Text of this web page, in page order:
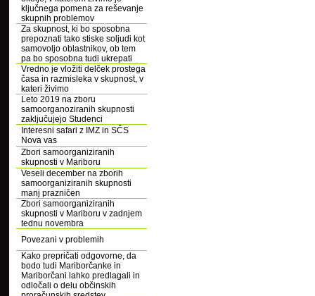
ključnega pomena za reševanje
skupnih problemov
Za skupnost, ki bo sposobna
prepoznati tako stiske soljudi kot
samovoljo oblastnikov, ob tem
pa bo sposobna tudi ukrepati
Vredno je vložiti delček prostega
časa in razmisleka v skupnost, v
kateri živimo
Leto 2019 na zboru
samoorganoziranih skupnosti
zaključujejo Studenci
Interesni safari z IMZ in SČS
Nova vas
Zbori samoorganiziranih
skupnosti v Mariboru
Veseli december na zborih
samoorganiziranih skupnosti
manj prazničen
Zbori samoorganiziranih
skupnosti v Mariboru v zadnjem
tednu novembra
Povezani v problemih
Kako prepričati odgovorne, da
bodo tudi Mariborčanke in
Mariborčani lahko predlagali in
odločali o delu občinskih